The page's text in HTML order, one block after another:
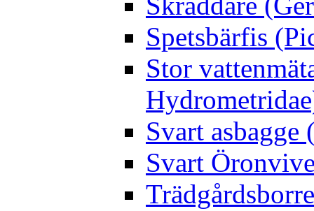
Spetsbärfis
Stor
Svart
Svart